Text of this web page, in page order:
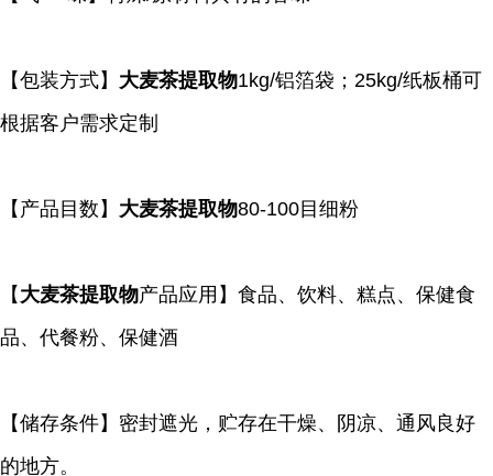
【包装方式】 大麦茶提取物1kg/铝箔袋；25kg/纸板桶可
根据客户需求定制
【产品目数】 大麦茶提取物80-100目细粉
【 大麦茶提取物产品应用】食品、饮料、糕点、保健食
品、代餐粉、保健酒
【储存条件】密封遮光，贮存在干燥、阴凉、通风良好
的地方。